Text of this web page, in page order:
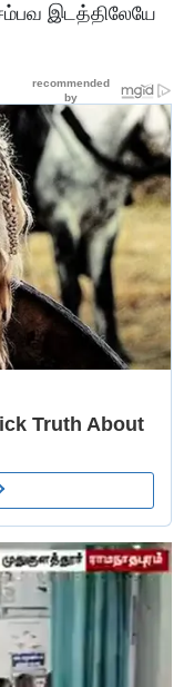
இடத்திலேயே